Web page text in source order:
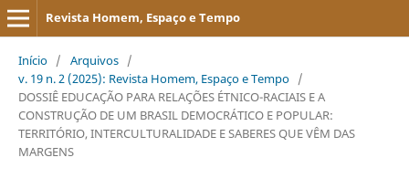
Revista Homem, Espaço e Tempo
Início / Arquivos /
v. 19 n. 2 (2025): Revista Homem, Espaço e Tempo /
DOSSIÊ EDUCAÇÃO PARA RELAÇÕES ÉTNICO-RACIAIS E A
CONSTRUÇÃO DE UM BRASIL DEMOCRÁTICO E POPULAR:
TERRITÓRIO, INTERCULTURALIDADE E SABERES QUE VÊM DAS
MARGENS